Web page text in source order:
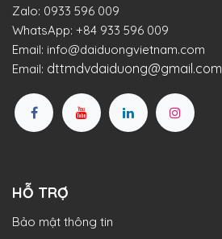
Zalo: 0933 596 009
WhatsApp: +84 933 596 009
Email: info@daiduongvietnam.com
Email: dttmdvdaiduong@gmail.com
HỖ TRỢ
Bảo mật thông tin